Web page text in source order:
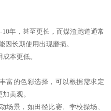
年，甚至更长，而煤渣跑道通常
因长期使用出现磨损。
本更低。
富的色彩选择，可以根据需求定
美观。
场景，如田径比赛、学校操场、